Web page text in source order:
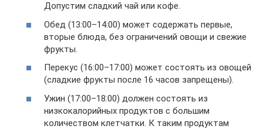
Допустим сладкий чай или кофе.
Обед (13:00–14:00) может содержать первые,
вторые блюда, без ограничений овощи и свежие
фрукты.
Перекус (16:00–17:00) может состоять из овощей
(сладкие фрукты после 16 часов запрещены).
Ужин (17:00–18:00) должен состоять из
низкокалорийных продуктов с большим
количеством клетчатки. К таким продуктам